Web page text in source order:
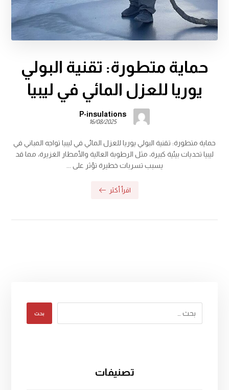
حماية متطورة: تقنية البولي
يوريا للعزل المائي في ليبيا
P-insulations
16/08/2025
حماية متطورة: تقنية البولي يوريا للعزل المائي في ليبيا تواجه المباني في
ليبيا تحديات بيئية كبيرة، مثل الرطوبة العالية والأمطار الغزيرة، مما قد
يسبب تسربات خطيرة تؤثر على ...
اقرأ أكثر
بحث
تصنيفات